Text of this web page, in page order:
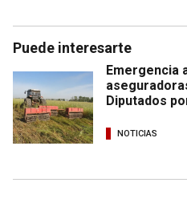
Puede interesarte
Emergencia
Diputados
NOTICIAS